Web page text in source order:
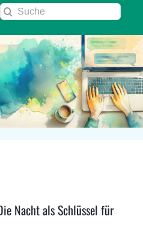
Suche
Nacht als Schlüssel für